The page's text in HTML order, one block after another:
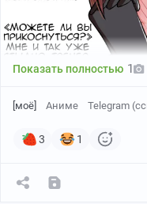
Показать полностью 1
[моё] Аниме Telegram
3 1